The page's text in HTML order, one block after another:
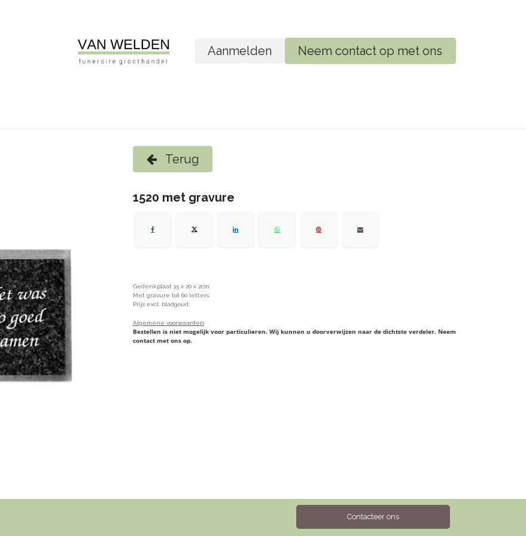
Aanmelden Neem contact op met ons
Terug
1520 met gravure
Gedenkplaat 15 x 20 x 2cm.
Met gravure tot 60 letters.
Prijs excl. bladgoud.
Algemene voorwaarden
Bestellen is niet mogelijk voor particulieren. Wij kunnen u doorverwijzen naar de dichtste verdeler. Neem
contact met ons op.
Contacteer ons